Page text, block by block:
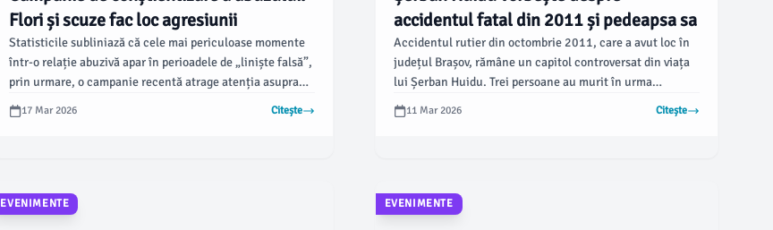
Flori și scuze fac loc agresiunii
Statisticile subliniază că cele mai periculoase momente
într-o relație abuzivă apar în perioadele de „liniște falsă”,
prin urmare, o campanie recentă atrage atenția asupra
manipulării agresorilor. Aceștia utilizează remușcările
pentru a-și recăpăta controlul asupra victimelor, care din
17 Mar 2026 Citește
accidentul fatal din 2011 și pedeapsa sa
Accidentul rutier din octombrie 2011, care a avut loc în
județul Brașov, rămâne un capitol controversat din viața
lui Șerban Huidu. Trei persoane au murit în urma
impactului, iar Huidu a fost cercetat pentru ucidere din
culpă, detalii confirmate de newsbv.ro.
11 Mar 2026 Citește
EVENIMENTE EVENIMENTE